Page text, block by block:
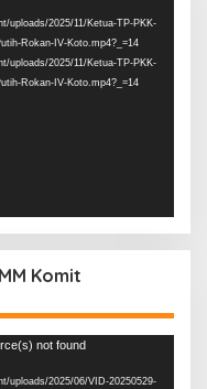
uploads/2025/11/Ketua-TP-PKK-
Rokan-IV-Koto.mp4?_=14
uploads/2025/11/Ketua-TP-PKK-
Rokan-IV-Koto.mp4?_=14
Komit
not found
uploads/2025/06/VID-20250529-